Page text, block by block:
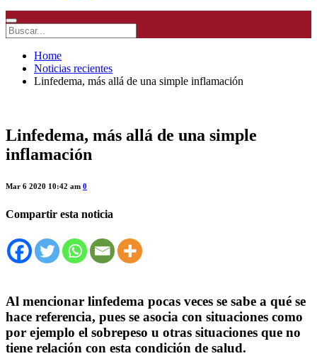
Home
Noticias recientes
Linfedema, más allá de una simple inflamación
Linfedema, más allá de una simple
inflamación
Mar 6 2020 10:42 am 0
Compartir esta noticia
Al mencionar linfedema pocas veces se sabe a qué se
hace referencia, pues se asocia con situaciones como
por ejemplo el sobrepeso u otras situaciones que no
tiene relación con esta condición de salud.